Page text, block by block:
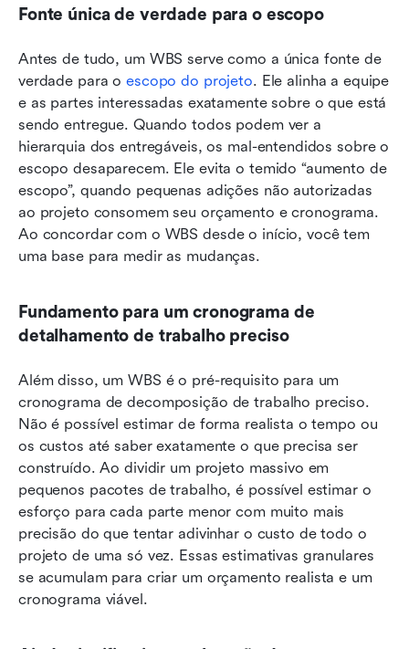
Fonte única de verdade para o escopo
Antes de tudo, um WBS serve como a única fonte de
verdade para o escopo do projeto. Ele alinha a equipe
e as partes interessadas exatamente sobre o que está
sendo entregue. Quando todos podem ver a
hierarquia dos entregáveis, os mal-entendidos sobre o
escopo desaparecem. Ele evita o temido “aumento de
escopo”, quando pequenas adições não autorizadas
ao projeto consomem seu orçamento e cronograma.
Ao concordar com o WBS desde o início, você tem
uma base para medir as mudanças.
Fundamento para um cronograma de
detalhamento de trabalho preciso
Além disso, um WBS é o pré-requisito para um
cronograma de decomposição de trabalho preciso.
Não é possível estimar de forma realista o tempo ou
os custos até saber exatamente o que precisa ser
construído. Ao dividir um projeto massivo em
pequenos pacotes de trabalho, é possível estimar o
esforço para cada parte menor com muito mais
precisão do que tentar adivinhar o custo de todo o
projeto de uma só vez. Essas estimativas granulares
se acumulam para criar um orçamento realista e um
cronograma viável.